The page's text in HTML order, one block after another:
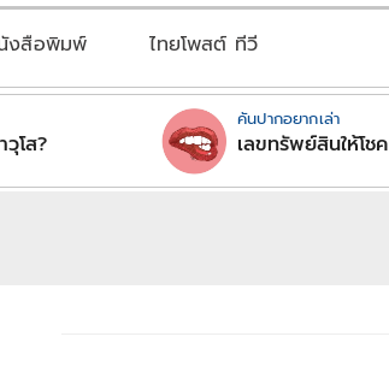
งสือพิมพ์ ไทยโพสต์ ทีวี
โส?
คันปากอยากเล่า
เลขทรัพย์สินให้โชค